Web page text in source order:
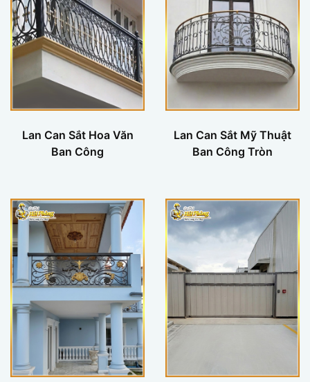
Lan Can Sắt Hoa Văn
Ban Công
Lan Can Sắt Mỹ Thuật
Ban Công Tròn